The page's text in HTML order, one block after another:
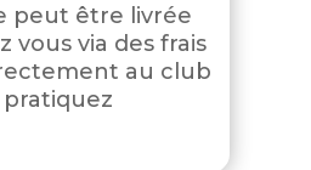
peut être livrée
via des frais
au club